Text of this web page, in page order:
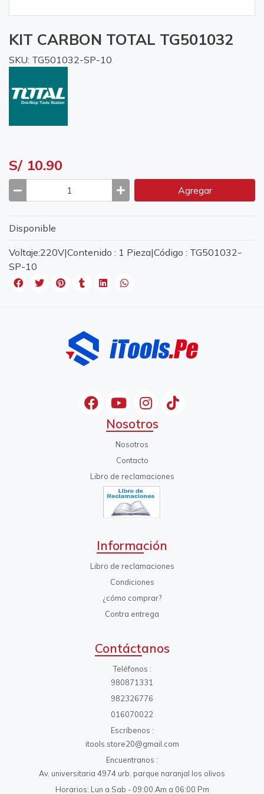
KIT CARBON TOTAL TG501032
SKU: TG501032-SP-10
S/ 10.90
Agregar
Disponible
Voltaje:220V|Contenido : 1 Pieza|Código : TG501032-
SP-10
Nosotros
Nosotros
Contacto
Libro de reclamaciones
Información
Libro de reclamaciones
Condiciones
¿cómo comprar?
Contra entrega
Contáctanos
Teléfonos
980871331
982326776
016070022
Escríbenos
itools.store20@gmail.com
Encuentranos
Av. universitaria 4974 urb. parque naranjal los olivos
Horarios: Lun a Sab - 09:00 Am a 06:00 Pm